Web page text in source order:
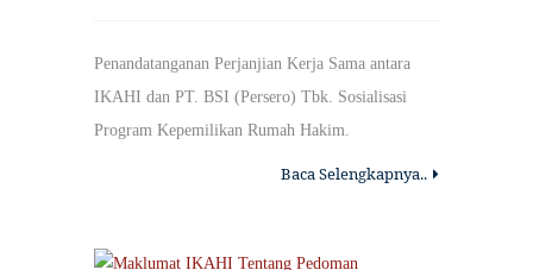
Penandatanganan Perjanjian Kerja Sama antara
IKAHI dan PT. BSI (Persero) Tbk. Sosialisasi
Program Kepemilikan Rumah Hakim.
Baca Selengkapnya..